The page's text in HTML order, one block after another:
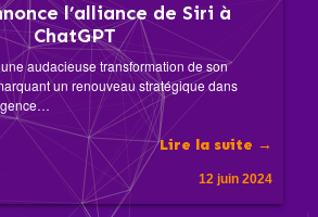
l’alliance de Siri à
ChatGPT
audacieuse transformation de son
un renouveau stratégique dans
Lire la suite →
12 juin 2024